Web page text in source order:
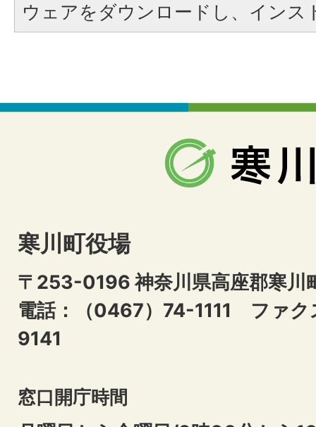
ウェアをダウンロードし、インス
寒川町役場
〒253-0196 神奈川県高座郡寒川
電話：（0467）74-1111 ファ
9141
窓口開庁時間